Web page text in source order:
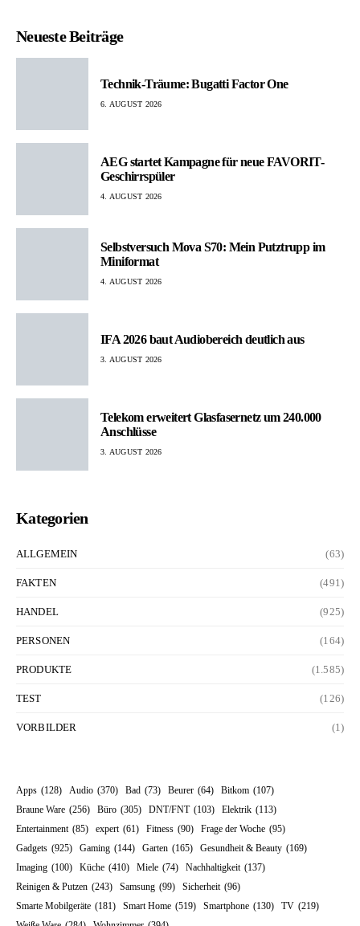
Neueste Beiträge
Technik-Träume: Bugatti Factor One
6. AUGUST 2026
AEG startet Kampagne für neue FAVORIT-
Geschirrspüler
4. AUGUST 2026
Selbstversuch Mova S70: Mein Putztrupp im
Miniformat
4. AUGUST 2026
IFA 2026 baut Audiobereich deutlich aus
3. AUGUST 2026
Telekom erweitert Glasfasernetz um 240.000
Anschlüsse
3. AUGUST 2026
Kategorien
ALLGEMEIN (63)
FAKTEN (491)
HANDEL (925)
PERSONEN (164)
PRODUKTE (1.585)
TEST (126)
VORBILDER (1)
Apps (128) Audio (370) Bad (73) Beurer (64) Bitkom (107)
Braune Ware (256) Büro (305) DNT/FNT (103) Elektrik (113)
Entertainment (85) expert (61) Fitness (90) Frage der Woche (95)
Gadgets (925) Gaming (144) Garten (165) Gesundheit & Beauty (169)
Imaging (100) Küche (410) Miele (74) Nachhaltigkeit (137)
Reinigen & Putzen (243) Samsung (99) Sicherheit (96)
Smarte Mobilgeräte (181) Smart Home (519) Smartphone (130) TV (219)